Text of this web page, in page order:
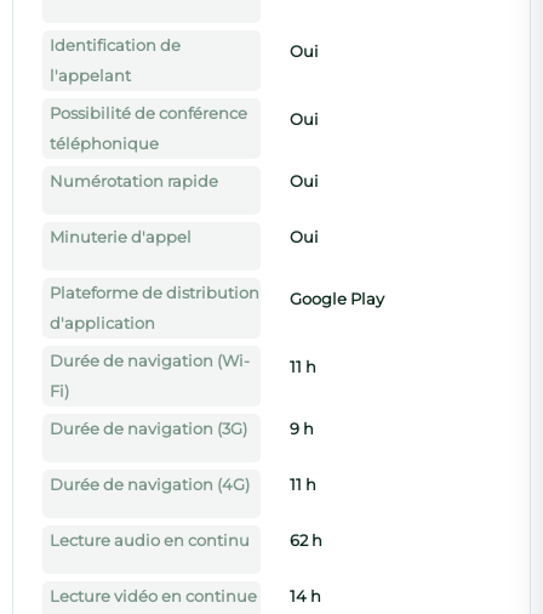
Identification de
l'appelant
Oui
Possibilité de conférence
téléphonique
Oui
Numérotation rapide Oui
Minuterie d'appel Oui
Plateforme de distribution
d'application
Google Play
Durée de navigation (Wi-
Fi)
11 h
Durée de navigation (3G) 9 h
Durée de navigation (4G) 11 h
Lecture audio en continu 62 h
Lecture vidéo en continue 14 h